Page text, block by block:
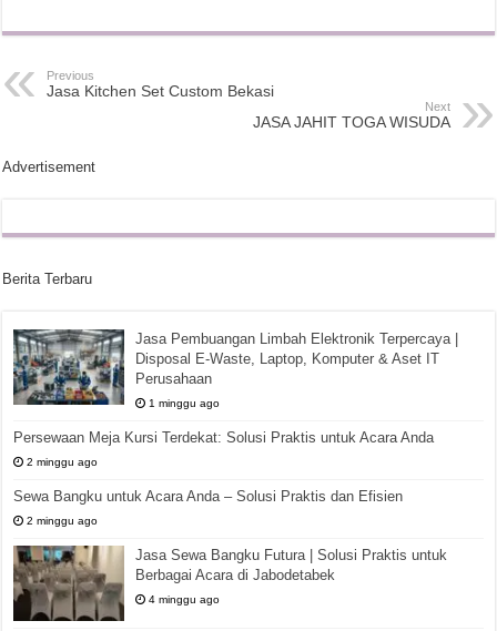
Previous
Jasa Kitchen Set Custom Bekasi
Next
JASA JAHIT TOGA WISUDA
Advertisement
Berita Terbaru
Jasa Pembuangan Limbah Elektronik Terpercaya |
Disposal E-Waste, Laptop, Komputer & Aset IT
Perusahaan
1 minggu ago
Persewaan Meja Kursi Terdekat: Solusi Praktis untuk Acara Anda
2 minggu ago
Sewa Bangku untuk Acara Anda – Solusi Praktis dan Efisien
2 minggu ago
Jasa Sewa Bangku Futura | Solusi Praktis untuk
Berbagai Acara di Jabodetabek
4 minggu ago